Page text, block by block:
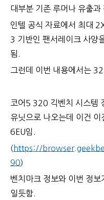
대부분 기존 루머나 유출과
인텔 공식 자료에서 최대
3 기반인 팬서레이크 사양
됨.
그런데 이번 내용에서는
코어5 320 긱벤치 시스템
유닛으로 나오는데 이건 이
6EU임.
( https://
90)
벤치마크 정보와 이번 정
일듯함.